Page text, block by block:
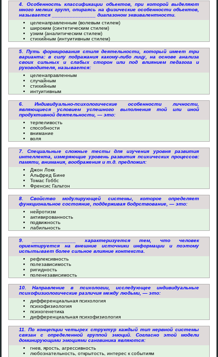
4. Особенность классификации объектов, при которой выделяют
много мелких групп, опираясь на физические особенности объектов,
называется _______________ диапазоном эквивалентности.
целенаправленным (волевым стилем)
широким (синтетическим стилем)
узким (аналитическим стилем)
стихийным (интуитивным стилем)
5. Путь формирования стиля деятельности, который имеет три
варианта: в силу подражания какому-либо лицу, на основе анализа
своих сильных и слабых сторон или под влиянием педагога и
руководителя, называется:
целенаправленным
случайным
стихийным
интуитивным
6. Индивидуально-психологические особенности личности,
являющиеся условием успешного выполнения той или иной
продуктивной деятельности, — это:
терпеливость
способности
внимание
воля
7. Специальные сложные тесты для изучения уровня развития
интеллекта, измеряющие уровень развития психических процессов:
памяти, внимания, воображения и т.д. предложил:
Джон Локк
Альфред Бине
Томас Гоббс
Френсис Гальтон
8. Свойство модулирующей системы, которое определяет
функциональное состояние, поддерживая бодрствование, — это:
нейротизм
активированность
подвижность
лабильность
9. _______________ характеризуется тем, что человек
ориентируется на внешние источники информации и поэтому
испытывает более сильное влияние контекста.
рефлексивность
полезависимость
ригидность
поленезависимость
10. Направление в психологии, исследующее индивидуальные
психофизиологические различия между людьми, — это:
дифференциальная психология
психофизиология
психогенетика
дифференциальная психофизиология
11. По концепции четырех структур каждый тип нервной системы
связан с определенной группой эмоций. Согласно этой модели
доминирующими эмоциями сангвиника являются:
гнев, ярость, агрессивность
любознательность, открытость, интерес к событиям